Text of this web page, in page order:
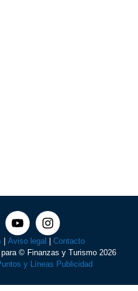
Aviso legal
Contacto
© Finanzas y Turismo 2026
y Líneas Publicidad